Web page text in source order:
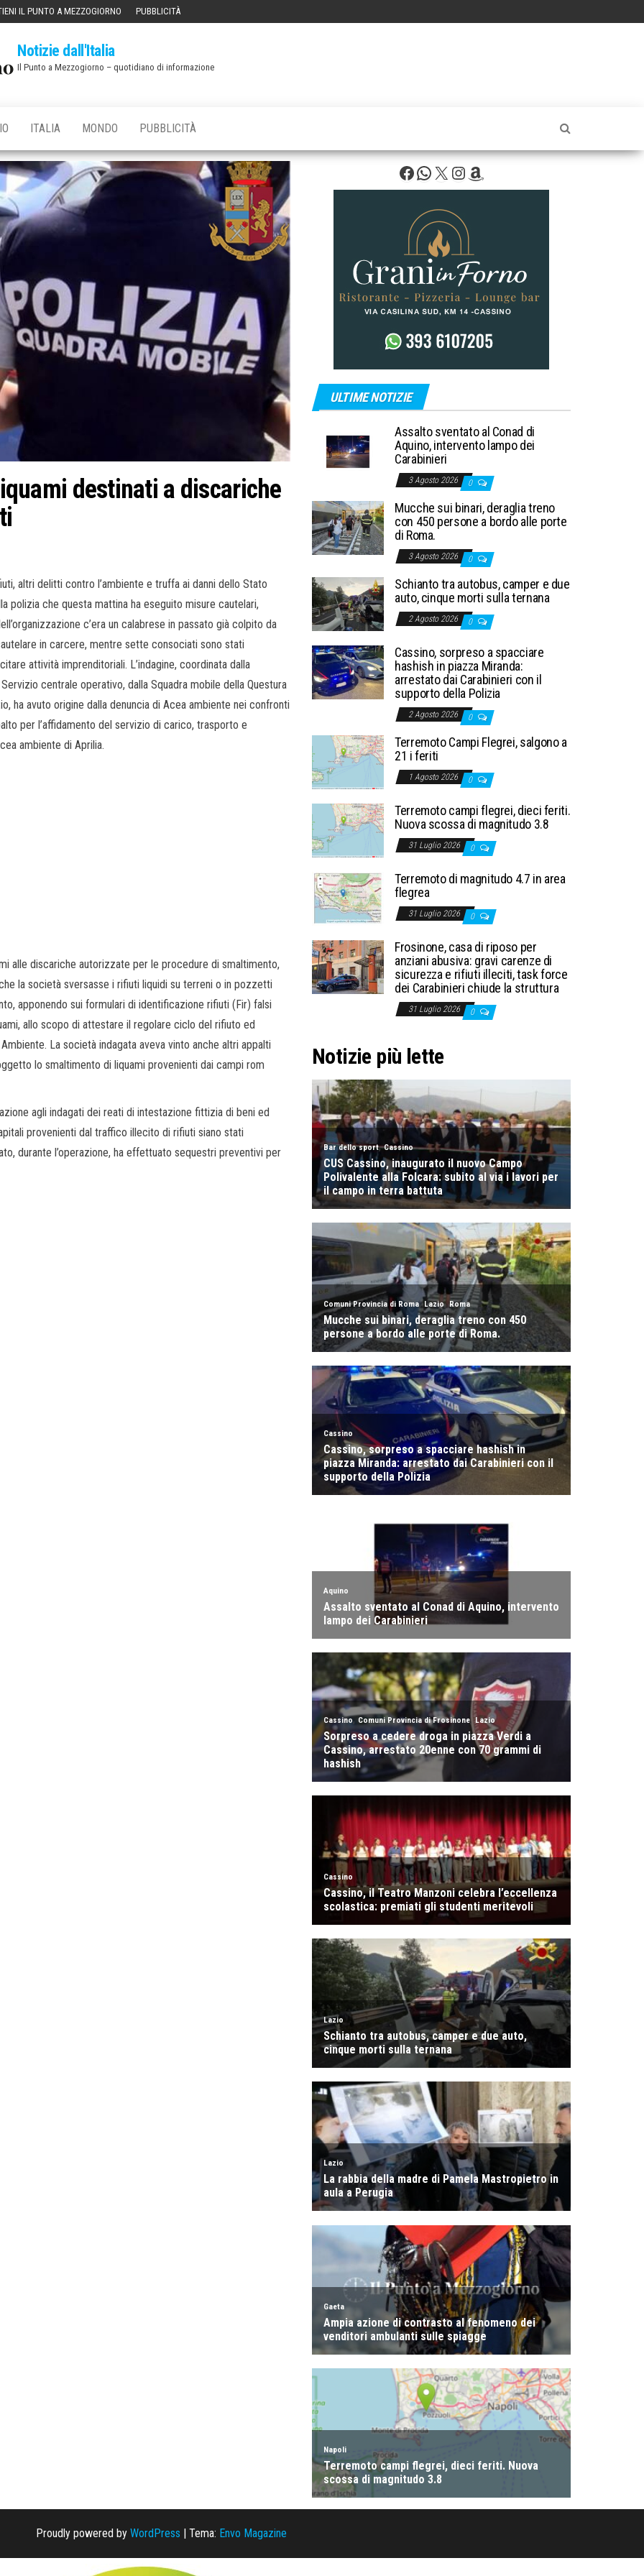
IL PUNTO A MEZZOGIORNO PUBBLICITÀ
Notizie dall'Italia
Il Punto a Mezzogiorno – quotidiano di informazione
ITALIA MONDO PUBBLICITÀ
destinati a discariche
altri delitti contro l’ambiente e truffa ai danni dello Stato
polizia che questa mattina ha eseguito misure cautelari,
c’era un calabrese in passato già colpito da
in carcere, mentre sette consociati sono stati
attività imprenditoriali. L’indagine, coordinata dalla
centrale operativo, dalla Squadra mobile della Questura
ha avuto origine dalla denuncia di Acea ambiente nei confronti
per l’affidamento del servizio di carico, trasporto e
ambiente di Aprilia.
alle discariche autorizzate per le procedure di smaltimento,
la società sversasse i rifiuti liquidi su terreni o in pozzetti
apponendo sui formulari di identificazione rifiuti (Fir) falsi
allo scopo di attestare il regolare ciclo del rifiuto ed
La società indagata aveva vinto anche altri appalti
lo smaltimento di liquami provenienti dai campi rom
agli indagati dei reati di intestazione fittizia di beni ed
provenienti dal traffico illecito di rifiuti siano stati
durante l’operazione, ha effettuato sequestri preventivi per
Facebook
WhatsApp
X Instagram
Amazon
ULTIME NOTIZIE
Assalto sventato al Conad di
Aquino, intervento lampo dei
Carabinieri
3 Agosto 2026 0
Mucche sui binari, deraglia treno
con 450 persone a bordo alle porte
di Roma.
3 Agosto 2026 0
Schianto tra autobus, camper e due
auto, cinque morti sulla ternana
2 Agosto 2026 0
Cassino, sorpreso a spacciare
hashish in piazza Miranda:
arrestato dai Carabinieri con il
supporto della Polizia
2 Agosto 2026 0
Terremoto Campi Flegrei, salgono a
21 i feriti
1 Agosto 2026 0
Terremoto campi flegrei, dieci feriti.
Nuova scossa di magnitudo 3.8
31 Luglio 2026 0
Terremoto di magnitudo 4.7 in area
flegrea
31 Luglio 2026 0
Frosinone, casa di riposo per
anziani abusiva: gravi carenze di
sicurezza e rifiuti illeciti, task force
dei Carabinieri chiude la struttura
31 Luglio 2026 0
Notizie più lette
Proudly powered by WordPress | Tema: Envo Magazine